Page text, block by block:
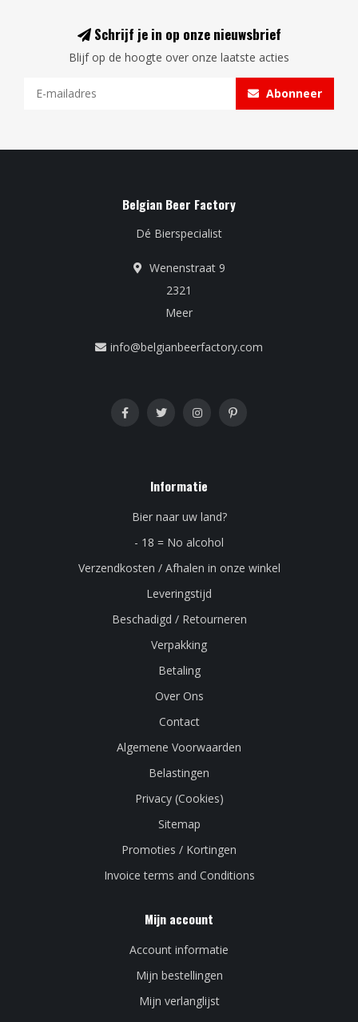
Schrijf je in op onze nieuwsbrief
Blijf op de hoogte over onze laatste acties
Abonneer
Belgian Beer Factory
Dé Bierspecialist
Wenenstraat 9
2321
Meer
info@belgianbeerfactory.com
Informatie
Bier naar uw land?
- 18 = No alcohol
Verzendkosten / Afhalen in onze winkel
Leveringstijd
Beschadigd / Retourneren
Verpakking
Betaling
Over Ons
Contact
Algemene Voorwaarden
Belastingen
Privacy (Cookies)
Sitemap
Promoties / Kortingen
Invoice terms and Conditions
Mijn account
Account informatie
Mijn bestellingen
Mijn verlanglijst